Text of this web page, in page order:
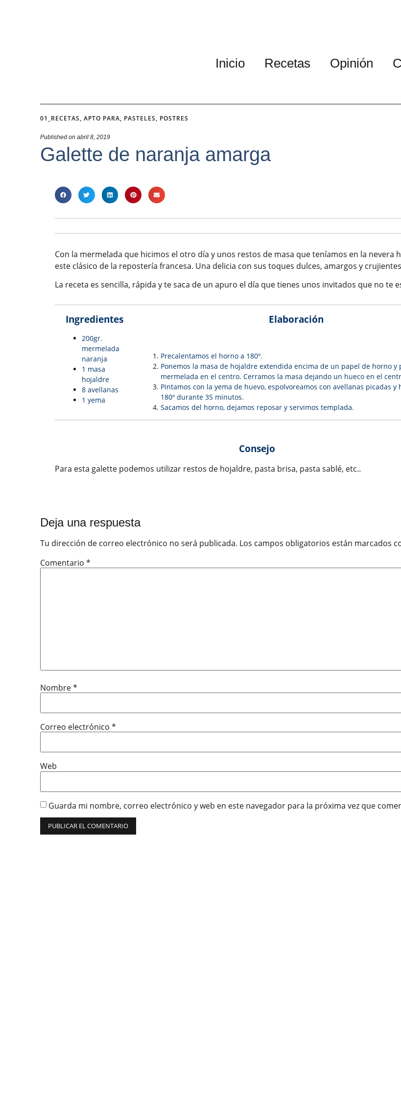
Inicio Recetas Opinión
01_RECETAS, APTO PARA, PASTELES, POSTRES
Published on abril 8, 2019
Galette de naranja amarga
Con la mermelada que hicimos el otro día y unos restos de masa que teníamos en la nevera
este clásico de la repostería francesa. Una delicia con sus toques dulces, amargos y
La receta es sencilla, rápida y te saca de un apuro el día que tienes unos invitados que no te
Ingredientes
200gr.
mermelada
naranja
1 masa
hojaldre
8 avellanas
1 yema
Elaboración
Precalentamos el horno a 180º.
Ponemos la masa de hojaldre extendida encima de un papel de horno y
mermelada en el centro. Cerramos la masa dejando un hueco en el
Pintamos con la yema de huevo, espolvoreamos con avellanas picadas y
180º durante 35 minutos.
Sacamos del horno, dejamos reposar y servimos templada.
Consejo
Para esta galette podemos utilizar restos de hojaldre, pasta brisa, pasta sablé, etc..
Deja una respuesta
Tu dirección de correo electrónico no será publicada. Los campos obligatorios están marcados
Comentario *
Nombre*
Correo electrónico *
Web
Guarda mi nombre, correo electrónico y web en este navegador para la próxima vez que